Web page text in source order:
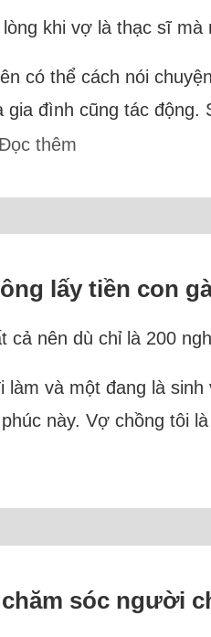
khi vợ là thạc sĩ mà
có thể cách nói
đình cũng tác
thêm
lấy tiền con
cả nên dù chỉ là 200
và một đang là
này. Vợ chồng tôi
sóc người